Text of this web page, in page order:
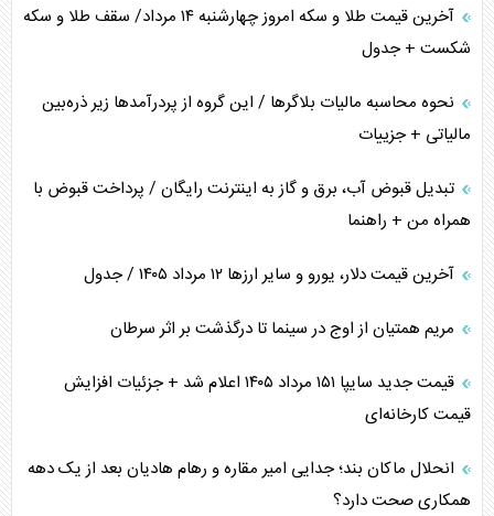
آخرین قیمت طلا و سکه امروز چهارشنبه ۱۴ مرداد/ سقف طلا و سکه
شکست + جدول
نحوه محاسبه مالیات بلاگر‌ها / این گروه از پردرآمد‌ها زیر ذره‌بین
مالیاتی + جزییات
تبدیل قبوض آب، برق و گاز به اینترنت رایگان / پرداخت قبوض با
همراه من + راهنما
آخرین قیمت دلار، یورو و سایر ارز‌ها ۱۲ مرداد ۱۴۰۵ / جدول
مریم همتیان از اوج در سینما تا درگذشت بر اثر سرطان
قیمت جدید سایپا ۱۵۱ مرداد ۱۴۰۵ اعلام شد + جزئیات افزایش
قیمت کارخانه‌ای
انحلال ماکان بند؛ جدایی امیر مقاره و رهام هادیان بعد از یک دهه
همکاری صحت دارد؟